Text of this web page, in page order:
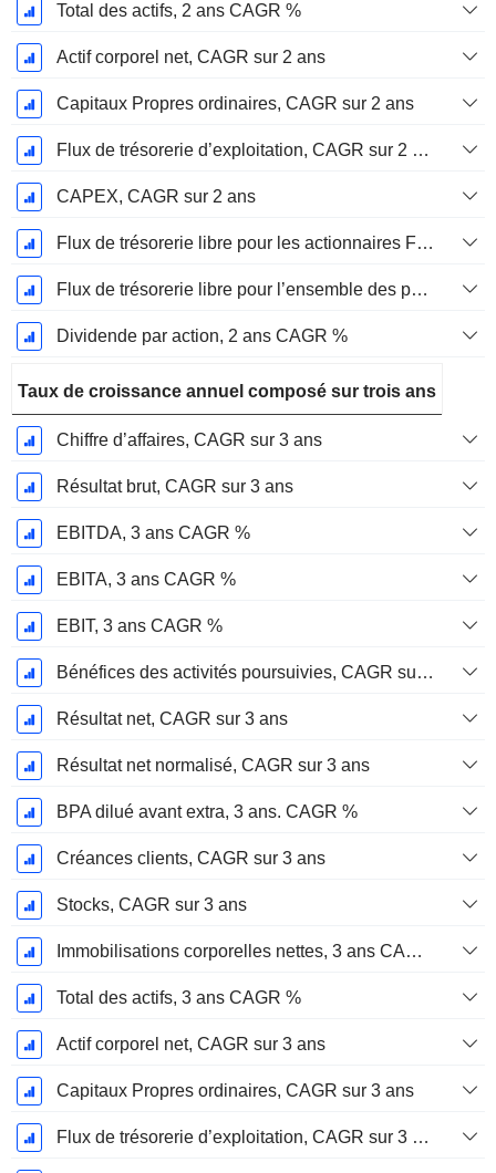
Total des actifs, 2 ans CAGR %
Actif corporel net, CAGR sur 2 ans
Capitaux Propres ordinaires, CAGR sur 2 ans
Flux de trésorerie d’exploitation, CAGR sur 2 ans
CAPEX, CAGR sur 2 ans
Flux de trésorerie libre pour les actionnaires FCFE, CAGR sur 2 ans
Flux de trésorerie libre pour l’ensemble des pourvoyeurs de fonds (créanciers et actionnaires) FCFF, CAGR sur 2 ans
Dividende par action, 2 ans CAGR %
Taux de croissance annuel composé sur trois ans
Chiffre d’affaires, CAGR sur 3 ans
Résultat brut, CAGR sur 3 ans
EBITDA, 3 ans CAGR %
EBITA, 3 ans CAGR %
EBIT, 3 ans CAGR %
Bénéfices des activités poursuivies, CAGR sur 3 ans
Résultat net, CAGR sur 3 ans
Résultat net normalisé, CAGR sur 3 ans
BPA dilué avant extra, 3 ans. CAGR %
Créances clients, CAGR sur 3 ans
Stocks, CAGR sur 3 ans
Immobilisations corporelles nettes, 3 ans CAGR %
Total des actifs, 3 ans CAGR %
Actif corporel net, CAGR sur 3 ans
Capitaux Propres ordinaires, CAGR sur 3 ans
Flux de trésorerie d’exploitation, CAGR sur 3 ans